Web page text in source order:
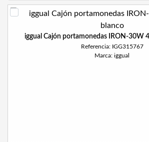
iggual Cajón portamonedas IRON-30W
Referencia: IGG315767
Marca: iggual